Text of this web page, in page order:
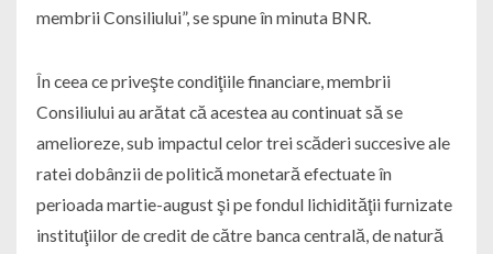
membrii Consiliului”, se spune în minuta BNR.
În ceea ce priveşte condiţiile financiare, membrii
Consiliului au arătat că acestea au continuat să se
amelioreze, sub impactul celor trei scăderi succesive ale
ratei dobânzii de politică monetară efectuate în
perioada martie-august şi pe fondul lichidităţii furnizate
instituţiilor de credit de către banca centrală, de natură